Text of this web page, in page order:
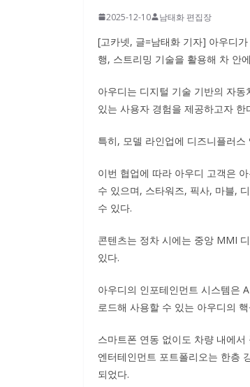
2025-12-10 남태화 편집장
[고카넷, 글=남태화 기자] 아우디
행, 스트리밍 기술을 활용해 차 안
아우디는 디지털 기술 기반의 자
있는 사용자 경험을 제공하고자 한
특히, 모델 라인업에 디즈니플러
이번 협업에 따라 아우디 고객은
수 있으며, 스타워즈, 픽사, 마블,
수 있다.
콘텐츠는 정차 시에는 중앙 MMI
있다.
아우디의 인포테인먼트 시스템은
로드해 사용할 수 있는 아우디의
스마트폰 연동 없이도 차량 내에
엔터테인먼트 포트폴리오는 한층
되었다.